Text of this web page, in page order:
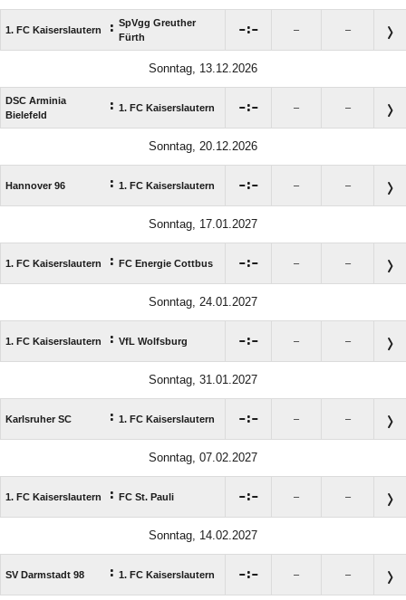
1. FC Kaiserslautern : SpVgg Greuther
Fürth
: – –
Sonntag, 13.12.2026
DSC Arminia
Bielefeld
: 1. FC Kaiserslautern : – –
Sonntag, 20.12.2026
Hannover 96 : 1. FC Kaiserslautern : – –
Sonntag, 17.01.2027
1. FC Kaiserslautern : FC Energie Cottbus : – –
Sonntag, 24.01.2027
1. FC Kaiserslautern : VfL Wolfsburg : – –
Sonntag, 31.01.2027
Karlsruher SC : 1. FC Kaiserslautern : – –
Sonntag, 07.02.2027
1. FC Kaiserslautern : FC St. Pauli : – –
Sonntag, 14.02.2027
SV Darmstadt 98 : 1. FC Kaiserslautern : – –